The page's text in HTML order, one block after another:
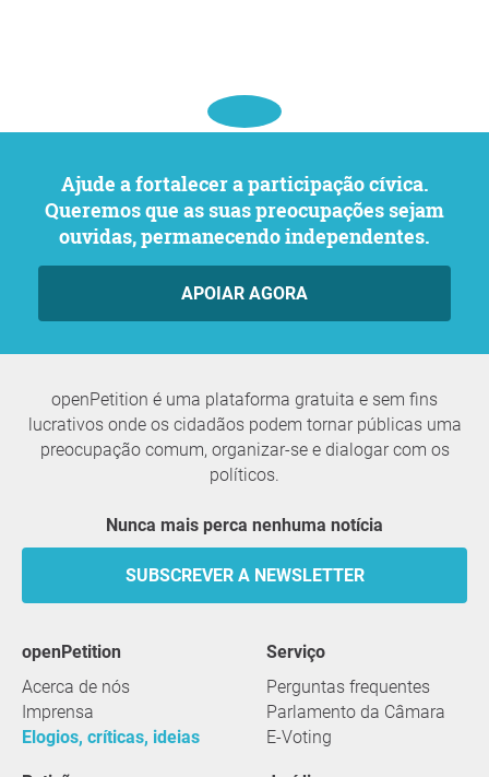
Ajude a fortalecer a participação cívica.
Queremos que as suas preocupações sejam
ouvidas, permanecendo independentes.
APOIAR AGORA
openPetition é uma plataforma gratuita e sem fins
lucrativos onde os cidadãos podem tornar públicas uma
preocupação comum, organizar-se e dialogar com os
políticos.
Nunca mais perca nenhuma notícia
SUBSCREVER A NEWSLETTER
openPetition
Acerca de nós
Imprensa
Elogios, críticas, ideias
serviço
Perguntas frequentes
Parlamento da Câmara
E-Voting